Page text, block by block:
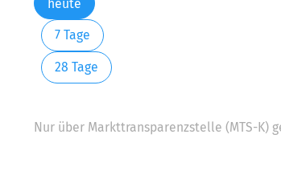
heute
7 Tage
28 Tage
Nur über Markttransparenzstelle (MTS-K)